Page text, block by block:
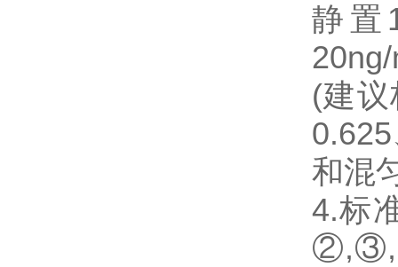
静置
(建
和混
4.标